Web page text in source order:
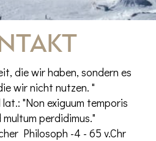
die wir haben, sondern es
wir nicht nutzen. "
"Non exiguum temporis
perdidimus."
Philosoph -4 - 65 v.Chr